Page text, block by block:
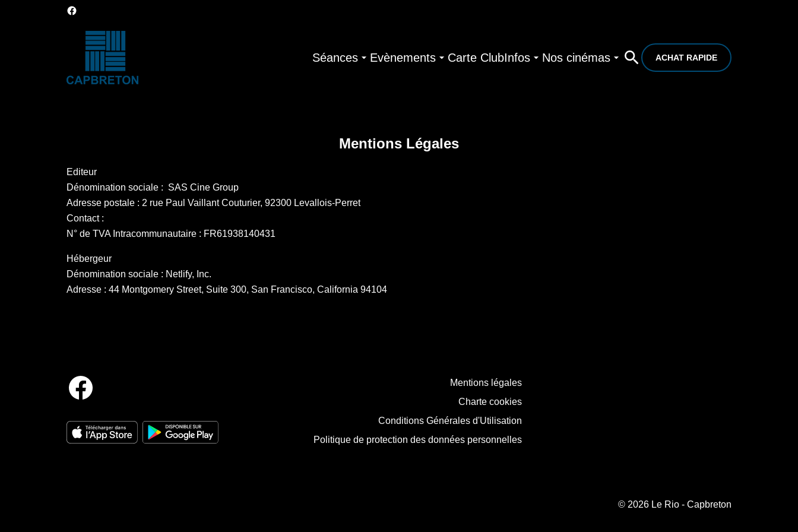
Séances Evènements Carte ClubInfos Nos cinémas ACHAT RAPIDE
Mentions Légales
Editeur
Dénomination sociale : SAS Cine Group
Adresse postale : 2 rue Paul Vaillant Couturier, 92300 Levallois-Perret
Contact :
N° de TVA Intracommunautaire : FR61938140431
Hébergeur
Dénomination sociale : Netlify, Inc.
Adresse : 44 Montgomery Street, Suite 300, San Francisco, California 94104
Mentions légales
Charte cookies
Conditions Générales d'Utilisation
Politique de protection des données personnelles
© 2026 Le Rio - Capbreton